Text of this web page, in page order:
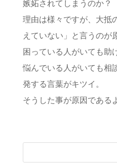
嫉妬されてしまうのか？
理由は様々ですが、大抵
えていない」と言うのが
困っている人がいても助
悩んでいる人がいても相
発する言葉がキツイ。
そうした事が原因である